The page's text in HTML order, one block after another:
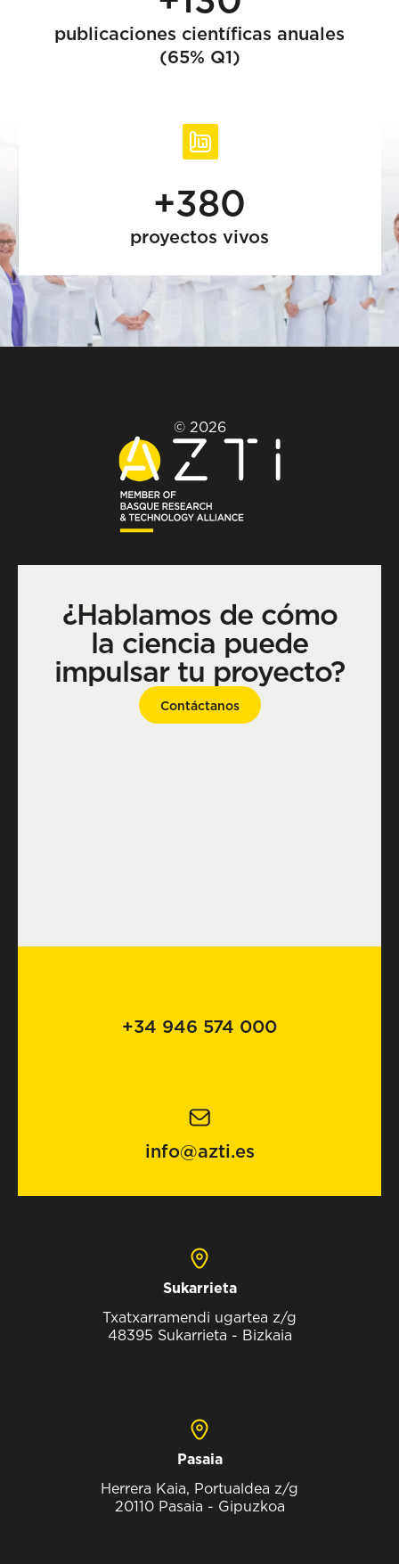
publicaciones científicas anuales
(65% Q1)
+380
proyectos vivos
© 2026
¿Hablamos de cómo
la ciencia puede
impulsar tu proyecto?
Contáctanos
+34 946 574 000
info@azti.es
Sukarrieta
Txatxarramendi ugartea z/g
48395 Sukarrieta - Bizkaia
Pasaia
Herrera Kaia, Portualdea z/g
20110 Pasaia - Gipuzkoa